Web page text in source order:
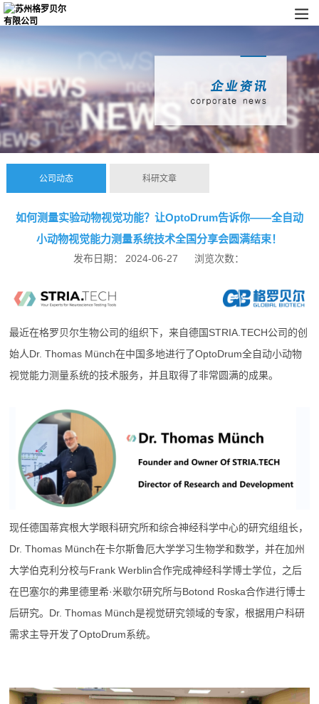
公司动态 科研文章
如何测量实验动物视觉功能？让OptoDrum告诉你——全自动
小动物视觉能力测量系统技术全国分享会圆满结束！
发布日期： 2024-06-27 浏览次数：
最近在格罗贝尔生物公司的组织下，来自德国STRIA.TECH公司的创
始人Dr. Thomas Münch在中国多地进行了OptoDrum全自动小动物
视觉能力测量系统的技术服务，并且取得了非常圆满的成果。
现任德国蒂宾根大学眼科研究所和综合神经科学中心的研究组组长，
Dr. Thomas Münch在卡尔斯鲁厄大学学习生物学和数学，并在加州
大学伯克利分校与Frank Werblin合作完成神经科学博士学位，之后
在巴塞尔的弗里德里希·米歇尔研究所与Botond Roska合作进行博士
后研究。Dr. Thomas Münch是视觉研究领域的专家，根据用户科研
需求主导开发了OptoDrum系统。